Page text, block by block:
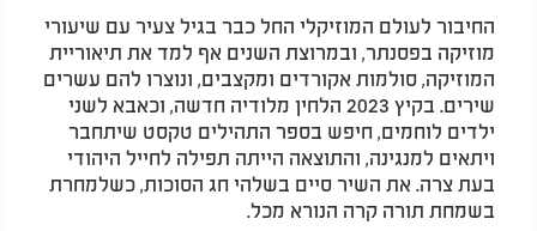
החיבור לעולם המוזיקלי החל כבר בגיל צעיר עם שיעורי
מוזיקה בפסנתר, ובמרוצת השנים אף למד את תיאוריית
המוזיקה, סולמות אקורדים ומקצבים, ונוצרו להם עשרים
שירים. בקיץ 2023 הלחין מלודיה חדשה, וכאבא לשני
ילדים לוחמים, חיפש בספר התהילים טקסט שיתחבר
ויתאים למנגינה, והתוצאה הייתה תפילה לחייל היהודי
בעת צרה. את השיר סיים בשלהי חג הסוכות, כשלמחרת
בשמחת תורה קרה הנורא מכל.